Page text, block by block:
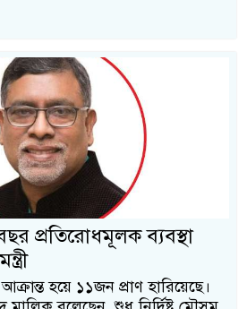
প্রতিরোধমূলক ব্যবস্থা
হয়ে ১১জন প্রাণ হারিয়েছে।